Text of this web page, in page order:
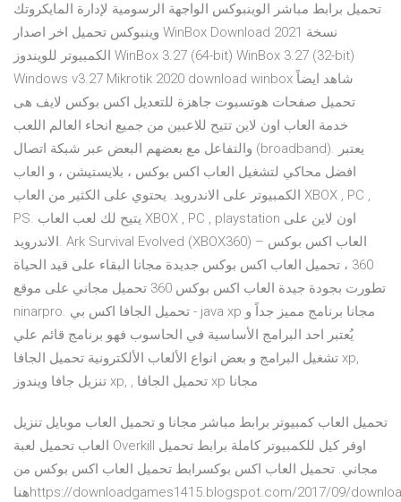
تحميل برابط مباشر الوينبوكس الواجهة الرسومية لإدارة المايكروتك
وينبوكس تحميل اخر اصدار WinBox Download 2021 نسخة
الكمبيوتر للويندوز WinBox 3.27 (64-bit) WinBox 3.27 (32-bit)
Windows v3.27 Mikrotik 2020 download winbox شاهد ايضاً
تحميل صفحات هوتسبوت جاهزة للتعديل اكس بوكس لايف هى
خدمة العاب اون لاين تتيح للاعبين من جميع انحاء العالم اللعب
والتفاعل مع بعضهم البعض عبر شبكة اتصال (broadband). يعتبر
افضل محاكي لتشغيل العاب اكس بوكس ، بلايستيشن ، و العاب
الكمبيوتر على الاندرويد. يحتوي على الكثير من العاب XBOX , PC ,
PS. يتيح لك لعب العاب XBOX , PC , playstation اون لاين على
الاندرويد. Ark Survival Evolved (XBOX360) – العاب اكس بوكس
360 ، تحميل العاب اكس بوكس جديدة مجانا البقاء على قيد الحياة
تطورت بجودة جيدة العاب اكس بوكس 360 تحميل مجاني على موقع
ninarpro. تحميل الجافا اكس بي - java xp مجانا برنامج مميز جداً و
يُعتبر احد البرامج الأساسية في الحاسوب فهو برنامج قائم علي
تشغيل البرامج و بعض انواع الألعاب الألكترونية تحميل الجافا xp,
تنزيل جافا ويندوز xp, , تحميل الجافا xp مجانا
تحميل العاب كمبيوتر برابط مباشر مجانا و تحميل العاب موبايل تنزيل
العاب تحميل لعبة Overkill اوفر كيل للكمبيوتر كاملة برابط تحميل
مجاني. تحميل العاب اكس بوكسرابط تحميل العاب اكس بوكس من
هناhttps://downloadgames1415.blogspot.com/2017/09/download-